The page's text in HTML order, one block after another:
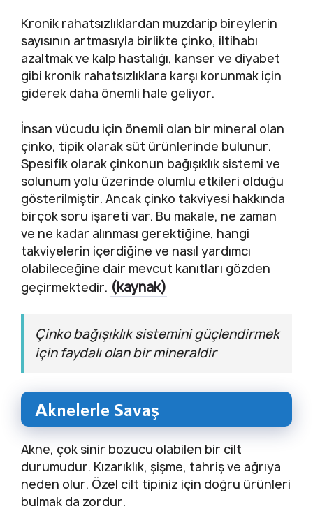
Kronik rahatsızlıklardan muzdarip bireylerin
sayısının artmasıyla birlikte çinko, iltihabı
azaltmak ve kalp hastalığı, kanser ve diyabet
gibi kronik rahatsızlıklara karşı korunmak için
giderek daha önemli hale geliyor.
İnsan vücudu için önemli olan bir mineral olan
çinko, tipik olarak süt ürünlerinde bulunur.
Spesifik olarak çinkonun bağışıklık sistemi ve
solunum yolu üzerinde olumlu etkileri olduğu
gösterilmiştir. Ancak çinko takviyesi hakkında
birçok soru işareti var. Bu makale, ne zaman
ve ne kadar alınması gerektiğine, hangi
takviyelerin içerdiğine ve nasıl yardımcı
olabileceğine dair mevcut kanıtları gözden
geçirmektedir. (kaynak)
Çinko bağışıklık sistemini güçlendirmek
için faydalı olan bir mineraldir
Aknelerle Savaş
Akne, çok sinir bozucu olabilen bir cilt
durumudur. Kızarıklık, şişme, tahriş ve ağrıya
neden olur. Özel cilt tipiniz için doğru ürünleri
bulmak da zordur.